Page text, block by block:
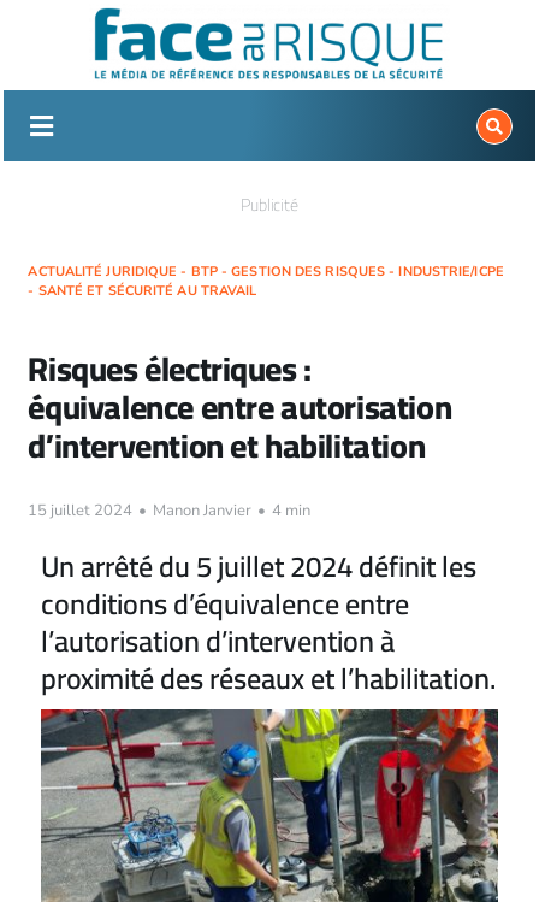
Publicité
ACTUALITÉ JURIDIQUE - BTP - GESTION DES RISQUES - INDUSTRIE/ICPE
- SANTÉ ET SÉCURITÉ AU TRAVAIL
Risques électriques :
équivalence entre autorisation
d’intervention et habilitation
15 juillet 2024 • Manon Janvier • 4 min
Un arrêté du 5 juillet 2024 définit les
conditions d’équivalence entre
l’autorisation d’intervention à
proximité des réseaux et l’habilitation.